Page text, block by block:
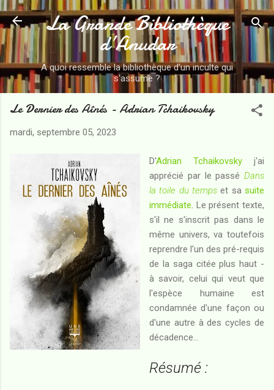
Accéder au contenu principal
La Grande Bibliothèque
d’Anudar
A quoi ressemble la bibliothèque d'un inculte qui
s'assume ?
Le Dernier des Aînés - Adrian Tchaikovsky
mardi, septembre 05, 2023
D'Adrian Tchaikovsky j'ai
apprécié par le passé Dans
la toile du temps et sa suite
immédiate . Le présent texte,
s'il ne s'inscrit pas dans le
même univers, va toutefois
reprendre l'un des pré-requis
de la saga citée plus haut -
à savoir, celui qui veut que
l'espèce humaine est
condamnée d'une façon ou
d'une autre à des cycles de
décadence...
Résumé :